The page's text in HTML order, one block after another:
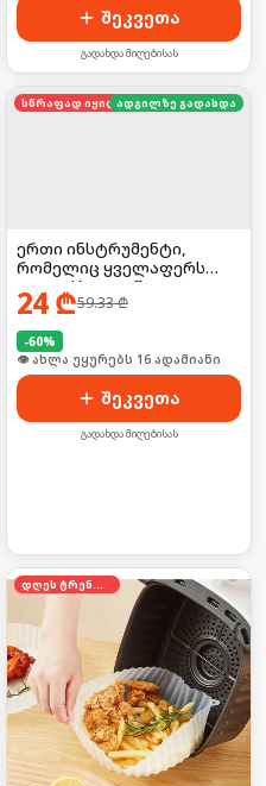
შეკვეთა
გადახდა მიღებისას
სწრაფად იყიდება
ადგილზე გადახდა
ერთი ინსტრუმენტი,
რომელიც ყველაფერს
აკეთებს — 52-ში-1
უნივერსალური
24₾59.33₾
-60%
🛒 ბოლო 24სთ-ში იყიდა 21-მა
შეკვეთა
გადახდა მიღებისას
დღეს ტრენდში